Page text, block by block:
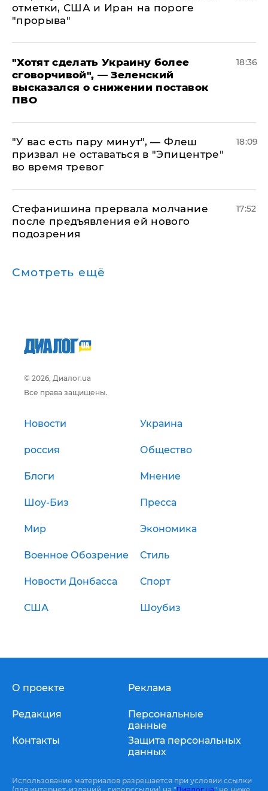
отметки, США и Иран на пороге
"прорыва"
​"Хотят сделать Украину более
сговорчивой", — Зеленский
высказался о снижении поставок
ПВО
18:36
​"У вас есть пару минут", — Флеш
призвал не оставаться в "Эпицентре"
во время тревог
18:09
Стефанишина прервала молчание
после предъявления ей нового
подозрения
17:52
Смотреть ещё
© 2026, Диалог.ua
Все права защищены.
Новости Украина
россия Общество
Блоги Мнение
Шоу-Биз Пресса
Мир Экономика
Военное Обозрение Стиль
Новости Донбасса Спорт
США Шоубиз
О проекте
Редакция
Контакты
Реклама
Персональные
данные
Защита персональных
данных
Использование материалов разрешается при условии ссылки